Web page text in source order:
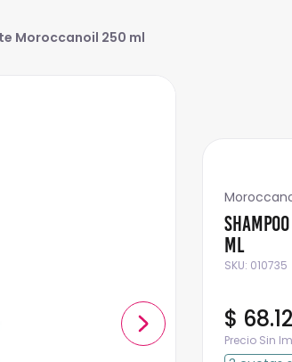
Moroccanoil 250 ml
ml
SKU: 010735
$ 68.
Precio Sin